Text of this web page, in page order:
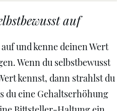
auf
und kenne deinen Wert
Wenn du selbstbewusst
kennst, dann strahlst du
du eine Gehaltserhöhung